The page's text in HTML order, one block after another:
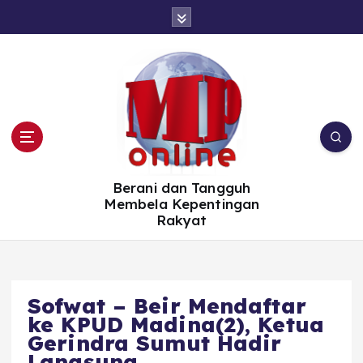
Berani dan Tangguh
Membela Kepentingan
Rakyat
Sofwat – Beir Mendaftar
ke KPUD Madina(2), Ketua
Gerindra Sumut Hadir